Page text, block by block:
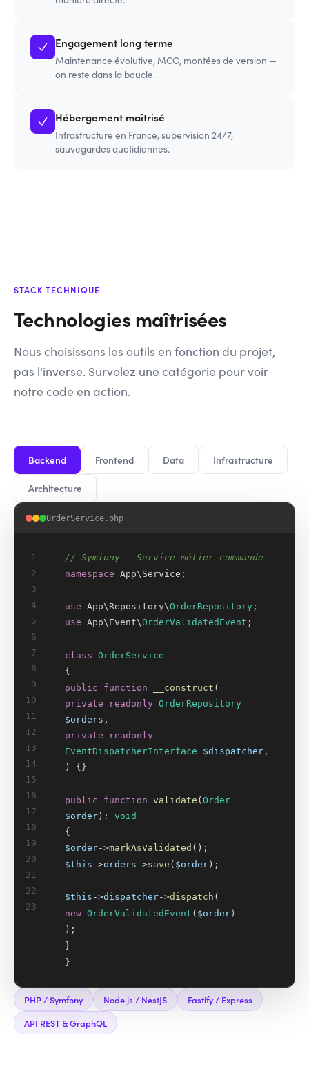
Engagement long terme
Maintenance évolutive, MCO, montées de version —
on reste dans la boucle.
Hébergement maîtrisé
Infrastructure en France, supervision 24/7,
sauvegardes quotidiennes.
STACK TECHNIQUE
Technologies maîtrisées
Nous choisissons les outils en fonction du projet,
pas l'inverse. Survolez une catégorie pour voir
notre code en action.
Backend Frontend Data Infrastructure
Architecture
OrderService.php
1
2
3
4
5
6
7
8
9
10
11
12
13
14
15
16
17
18
19
20
21
22
23
// Symfony — Service métier commande
namespace App\Service;
use App\Repository\OrderRepository ;
use App\Event\OrderValidatedEvent ;
class OrderService
{
public function
__construct (
private readonly OrderRepository
$orders ,
private readonly
EventDispatcherInterface
$dispatcher ,
) {}
public function validate (Order
$order): void
{
$order->markAsValidated ();
$this ->orders ->save ( $order );
$this ->dispatcher->dispatch (
new OrderValidatedEvent ( $order )
);
}
}
PHP / Symfony Node.js / NestJS
Fastify / Express
API REST & GraphQL